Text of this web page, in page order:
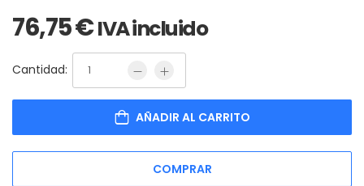
76,75€IVA incluido
Cantidad:
AÑADIR AL CARRITO
COMPRAR